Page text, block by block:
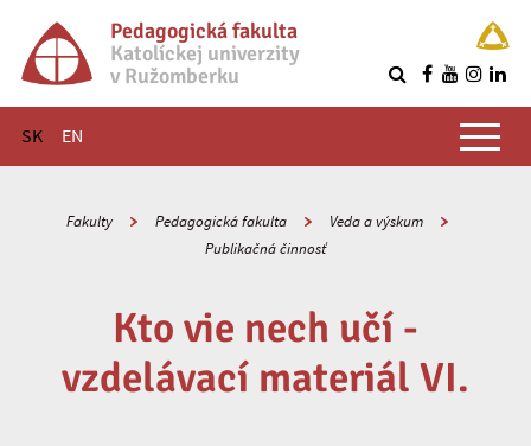
Pedagogická fakulta
Katolíckej univerzity
v Ružomberku
SK EN
Hlavné menu
Fakulty Pedagogická fakulta
Veda a výskum
Publikačná činnosť
Kto vie nech učí -
vzdelávací materiál VI.